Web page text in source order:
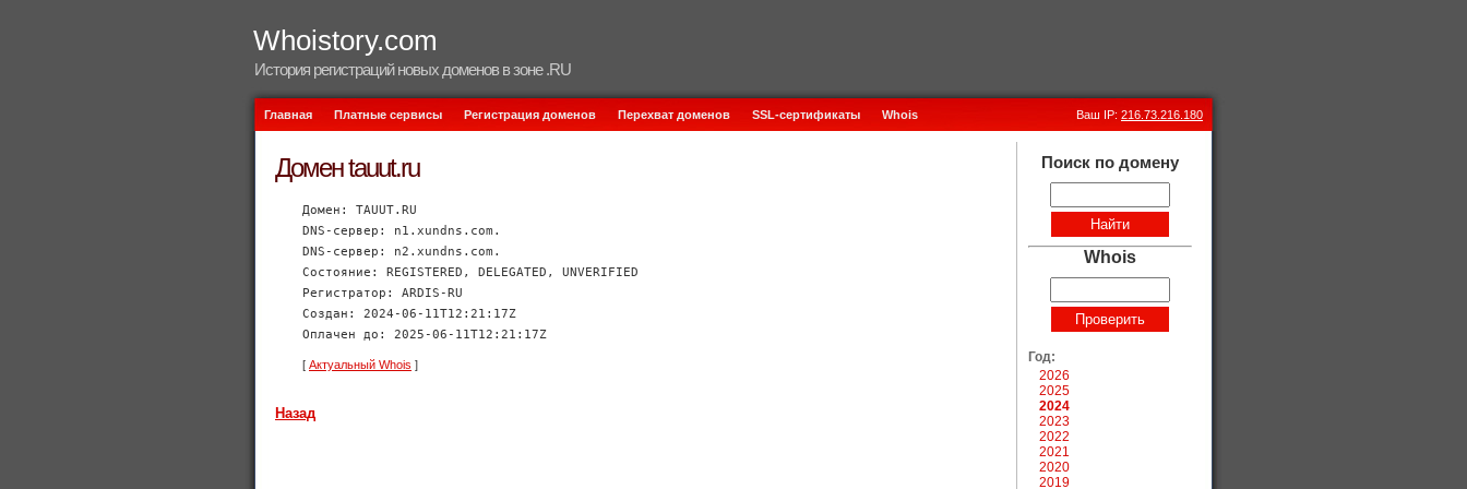
Whoistory.com
История регистраций новых доменов в зоне .RU
Главная Платные сервисы Регистрация доменов Перехват доменов SSL-сертификаты Whois Ваш IP: 216.73.216.180
Домен tauut.ru
Домен: TAUUT.RU
DNS-сервер: n1.xundns.com.
DNS-сервер: n2.xundns.com.
Состояние: REGISTERED, DELEGATED, UNVERIFIED
Регистратор: ARDIS-RU
Создан: 2024-06-11T12:21:17Z
Оплачен до: 2025-06-11T12:21:17Z
[ Актуальный Whois ]
Назад
Поиск по домену
Whois
Год:
2026
2025
2024
2023
2022
2021
2020
2019